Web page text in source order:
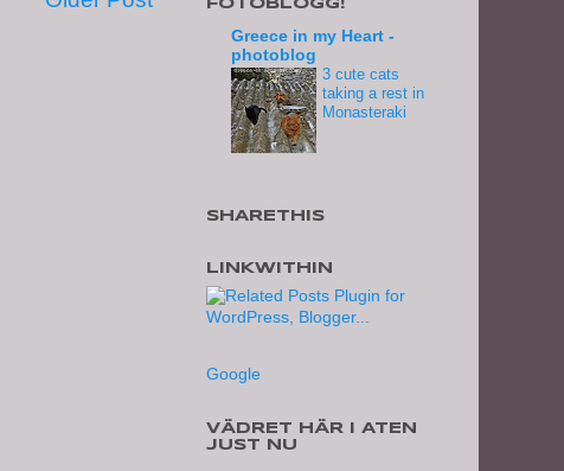
FOTOBLOGG!
Greece in my Heart -
photoblog
3 cute cats
taking a rest in
Monasteraki
SHARETHIS
LINKWITHIN
Google
VÄDRET HÄR I ATEN
JUST NU